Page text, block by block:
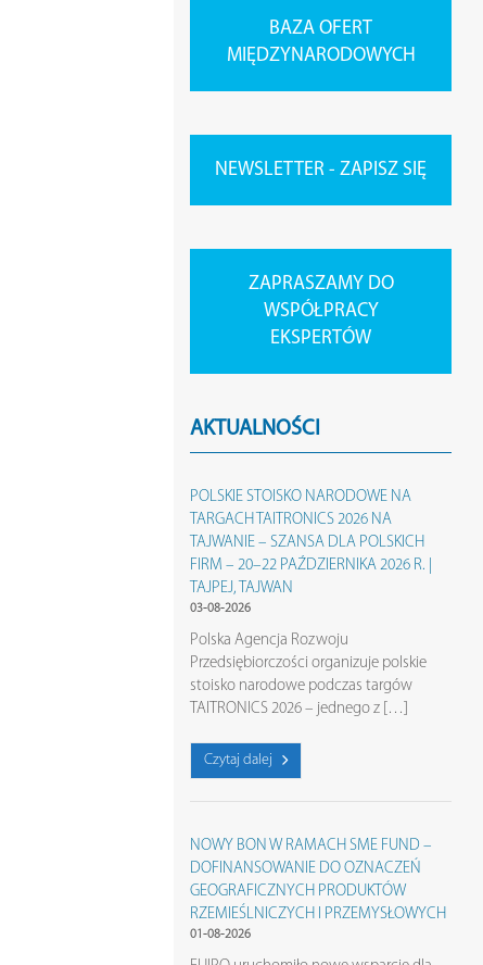
BAZA OFERT
MIĘDZYNARODOWYCH
NEWSLETTER - ZAPISZ SIĘ
ZAPRASZAMY DO
WSPÓŁPRACY
EKSPERTÓW
AKTUALNOŚCI
POLSKIE STOISKO NARODOWE NA
TARGACH TAITRONICS 2026 NA
TAJWANIE – SZANSA DLA POLSKICH
FIRM – 20–22 PAŹDZIERNIKA 2026 R. |
TAJPEJ, TAJWAN
03-08-2026
Polska Agencja Rozwoju
Przedsiębiorczości organizuje polskie
stoisko narodowe podczas targów
TAITRONICS 2026 – jednego z […]
Czytaj dalej
NOWY BON W RAMACH SME FUND –
DOFINANSOWANIE DO OZNACZEŃ
GEOGRAFICZNYCH PRODUKTÓW
RZEMIEŚLNICZYCH I PRZEMYSŁOWYCH
01-08-2026